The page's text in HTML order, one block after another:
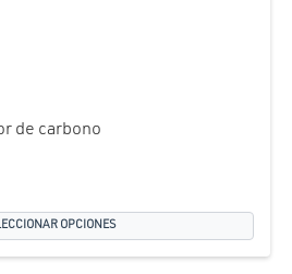
de carbono
OPCIONES